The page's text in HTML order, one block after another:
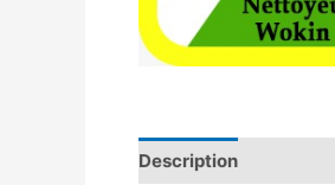
Description